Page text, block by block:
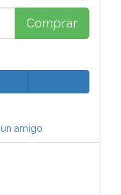
Comprar
amigo